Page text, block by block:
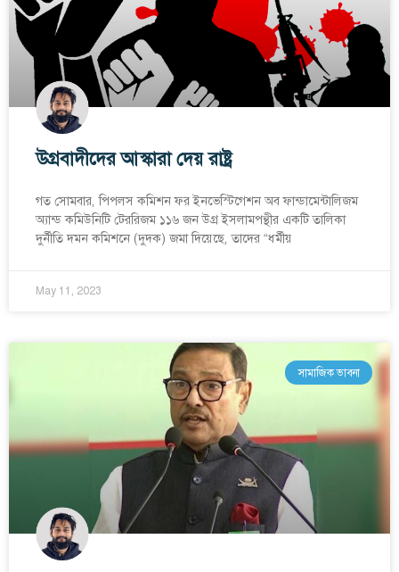
উগ্রবাদীদের আস্কারা দেয় রাষ্ট্র
গত সোমবার, পিপলস কমিশন ফর ইনভেস্টিগেশন অব ফান্ডামেন্টালিজম
অ্যান্ড কমিউনিটি টেররিজম ১১৬ জন উগ্র ইসলামপন্থীর একটি তালিকা
দুর্নীতি দমন কমিশনে (দুদক) জমা দিয়েছে, তাদের “ধর্মীয়
May 11, 2023
সামাজিক ভাবনা